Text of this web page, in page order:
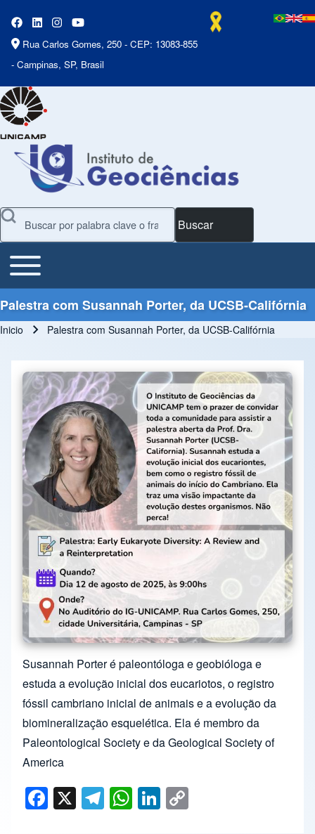
Rua Carlos Gomes, 250 - CEP: 13083-855
- Campinas, SP, Brasil
Buscar
Main Menu
Toggle main menu
Palestra com Susannah Porter, da UCSB-Califórnia
Inicio Palestra com Susannah Porter, da UCSB-Califórnia
Susannah Porter é paleontóloga e geobióloga e
estuda a evolução inicial dos eucariotos, o registro
fóssil cambriano inicial de animais e a evolução da
biomineralização esquelética. Ela é membro da
Paleontological Society e da Geological Society of
America
F
a
X T
el
W
h
Li
n